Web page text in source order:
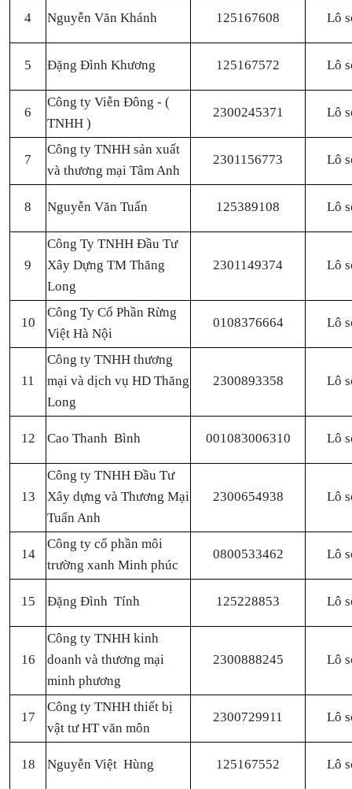
4 Nguyễn Văn Khánh 125167608 Lô
5 Đặng Đình Khương 125167572 Lô
6
Công ty Viễn Đông - (
TNHH )
2300245371 Lô
7
Công ty TNHH sản xuất
và thương mại Tâm Anh
2301156773 Lô
8 Nguyễn Văn Tuấn 125389108 Lô
9
Công Ty TNHH Đầu Tư
Xây Dựng TM Thăng
Long
2301149374 Lô
10
Công Ty Cổ Phần Rừng
Việt Hà Nội
0108376664 Lô
11
Công ty TNHH thương
mại và dịch vụ HD Thăng
Long
2300893358 Lô
12 Cao Thanh Bình 001083006310 Lô
13
Công ty TNHH Đầu Tư
Xây dựng và Thương Mại
Tuấn Anh
2300654938 Lô
14
Công ty cổ phần môi
trường xanh Minh phúc
0800533462 Lô
15 Đặng Đình Tính 125228853 Lô
16
Công ty TNHH kinh
doanh và thương mại
minh phương
2300888245 Lô
17
Công ty TNHH thiết bị
vật tư HT văn môn
2300729911 Lô
18 Nguyễn Việt Hùng 125167552 Lô